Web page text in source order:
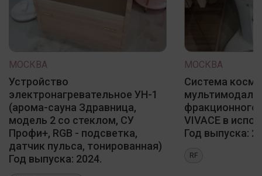
МОСКВА
Устройство
электронагревательное УН-1
(арома-сауна Здравница,
модель 2 со стеклом, СУ
Профи+, RGB - подсветка,
датчик пульса, тонированная)
Год выпуска: 2024.
МОСКВА
Система
фракционного
VIVACE в
Год выпуска:
RF